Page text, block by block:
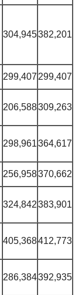
304,945382,201
299,407299,407
206,588309,263
298,961364,617
256,958370,662
324,842383,901
405,368412,773
286,384392,935